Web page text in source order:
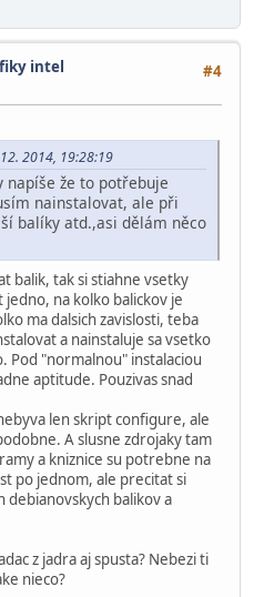
#4
intel
2014, 19:28:19
napíše že to potřebuje
nainstalovat, ale při
balíky atd.,asi dělám něco
balik, tak si stiahne vsetky
na kolko balickov je
ma dalsich zavislosti, teba
a nainstaluje sa vsetko
Pod "normalnou" instalaciou
aptitude. Pouzivas snad
len skript configure, ale
A slusne zdrojaky tam
a kniznice su potrebne na
po jednom, ale precitat si
debianovskych balikov a
z jadra aj spusta? Nebezi ti
nieco?